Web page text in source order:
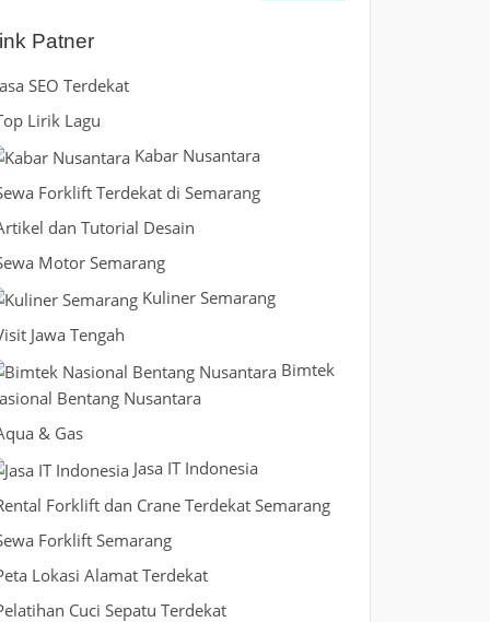
Patner
SEO Terdekat
Lirik Lagu
Kabar Nusantara
Forklift Terdekat di Semarang
dan Tutorial Desain
Motor Semarang
Kuliner Semarang
Jawa Tengah
Bimtek
Bentang Nusantara
& Gas
Jasa IT Indonesia
Forklift dan Crane Terdekat Semarang
Forklift Semarang
Lokasi Alamat Terdekat
Cuci Sepatu Terdekat